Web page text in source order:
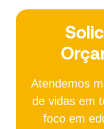
Atendemos
de vidas em
foco em